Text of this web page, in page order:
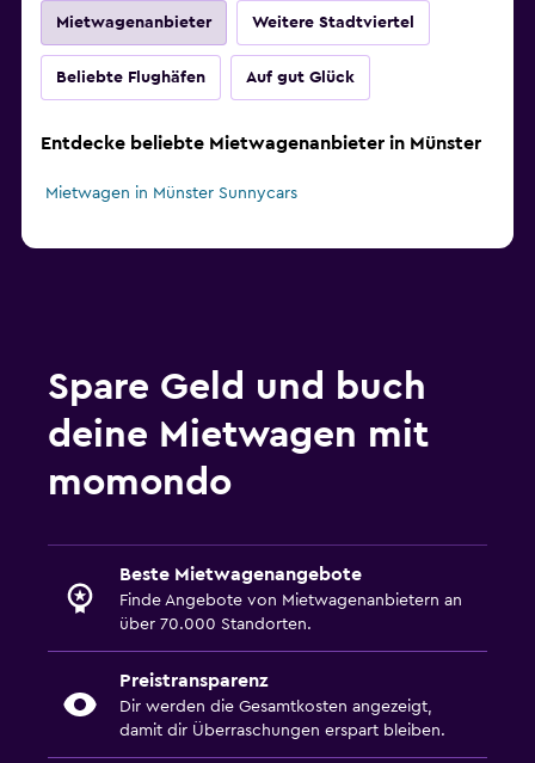
Mietwagenanbieter Weitere Stadtviertel
Beliebte Flughäfen Auf gut Glück
Entdecke beliebte Mietwagenanbieter in Münster
Mietwagen in Münster Sunnycars
Spare Geld und buch
deine Mietwagen mit
momondo
Beste Mietwagenangebote
Finde Angebote von Mietwagenanbietern an
über 70.000 Standorten.
Preistransparenz
Dir werden die Gesamtkosten angezeigt,
damit dir Überraschungen erspart bleiben.